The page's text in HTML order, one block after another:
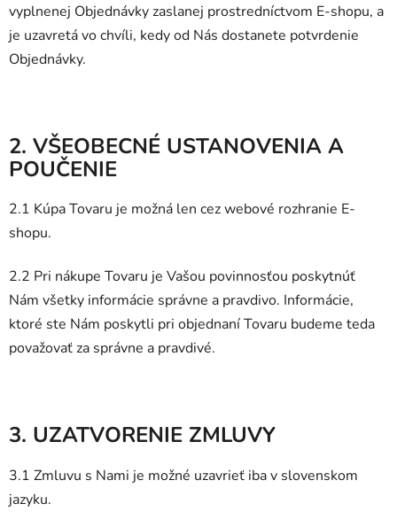
vyplnenej Objednávky zaslanej prostredníctvom E-shopu, a
je uzavretá vo chvíli, kedy od Nás dostanete potvrdenie
Objednávky.
2. VŠEOBECNÉ USTANOVENIA A
POUČENIE
2.1 Kúpa Tovaru je možná len cez webové rozhranie E-
shopu.
2.2 Pri nákupe Tovaru je Vašou povinnosťou poskytnúť
Nám všetky informácie správne a pravdivo. Informácie,
ktoré ste Nám poskytli pri objednaní Tovaru budeme teda
považovať za správne a pravdivé.
3. UZATVORENIE ZMLUVY
3.1 Zmluvu s Nami je možné uzavrieť iba v slovenskom
jazyku.